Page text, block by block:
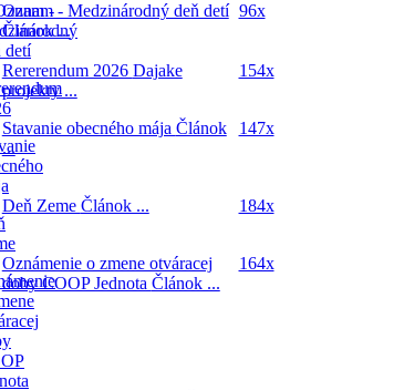
Oznam - Medzinárodný deň detí
Článok ...
96x
Rererendum 2026 Dajake
projekty ...
154x
Stavanie obecného mája Článok
...
147x
Deň Zeme Článok ... 184x
Oznámenie o zmene otváracej
doby COOP Jednota Článok ...
164x